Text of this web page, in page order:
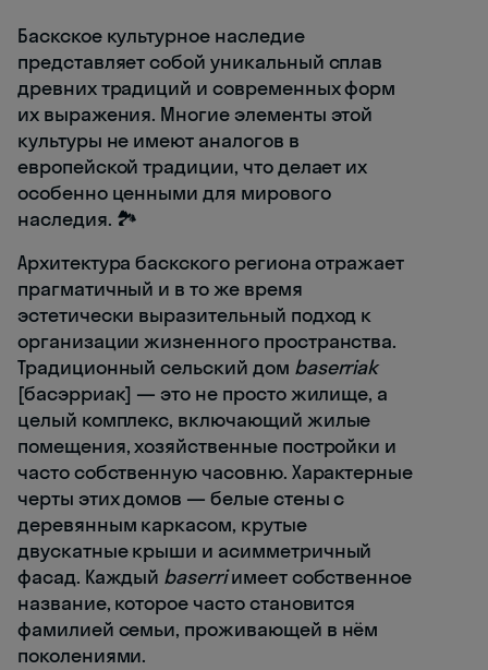
Баскское культурное наследие
представляет собой уникальный сплав
древних традиций и современных форм
их выражения. Многие элементы этой
культуры не имеют аналогов в
европейской традиции, что делает их
особенно ценными для мирового
наследия. 🏞️
Архитектура баскского региона отражает
прагматичный и в то же время
эстетически выразительный подход к
организации жизненного пространства.
Традиционный сельский дом baserriak
[басэрриак] — это не просто жилище, а
целый комплекс, включающий жилые
помещения, хозяйственные постройки и
часто собственную часовню. Характерные
черты этих домов — белые стены с
деревянным каркасом, крутые
двускатные крыши и асимметричный
фасад. Каждый baserriимеет собственное
название, которое часто становится
фамилией семьи, проживающей в нём
поколениями.